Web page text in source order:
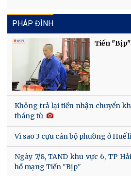
PHÁP ĐÌNH
Tiến
Không trả lại tiền nhận chuyển
tháng tù
Vì sao 3 cựu cán bộ phường ở Huế
Ngày 7/8, TAND khu vực 6, TP
hồ mạng Tiến "Bịp"